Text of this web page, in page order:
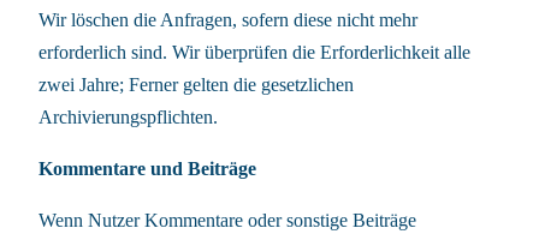
Wir löschen die Anfragen, sofern diese nicht mehr
erforderlich sind. Wir überprüfen die Erforderlichkeit alle
zwei Jahre; Ferner gelten die gesetzlichen
Archivierungspflichten.
Kommentare und Beiträge
Wenn Nutzer Kommentare oder sonstige Beiträge